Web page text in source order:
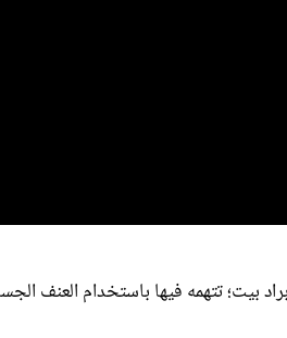
بيت؛ تتهمه فيها باستخدام العنف